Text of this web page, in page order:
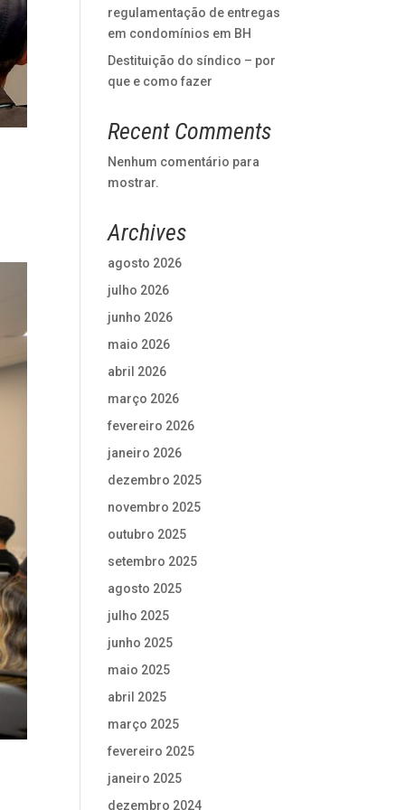
regulamentação de entregas
em condomínios em BH
Destituição do síndico – por
que e como fazer
Recent Comments
Nenhum comentário para
mostrar.
Archives
agosto 2026
julho 2026
junho 2026
maio 2026
abril 2026
março 2026
fevereiro 2026
janeiro 2026
dezembro 2025
novembro 2025
outubro 2025
setembro 2025
agosto 2025
julho 2025
junho 2025
maio 2025
abril 2025
março 2025
fevereiro 2025
janeiro 2025
dezembro 2024